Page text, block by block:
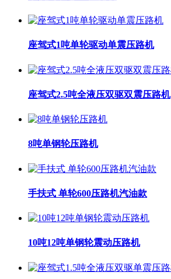
座驾式1吨单轮驱动单震压路机
座驾式2.5吨全液压双驱双震压路机
8吨单钢轮压路机
手扶式 单轮600压路机汽油款
10吨12吨单钢轮震动压路机